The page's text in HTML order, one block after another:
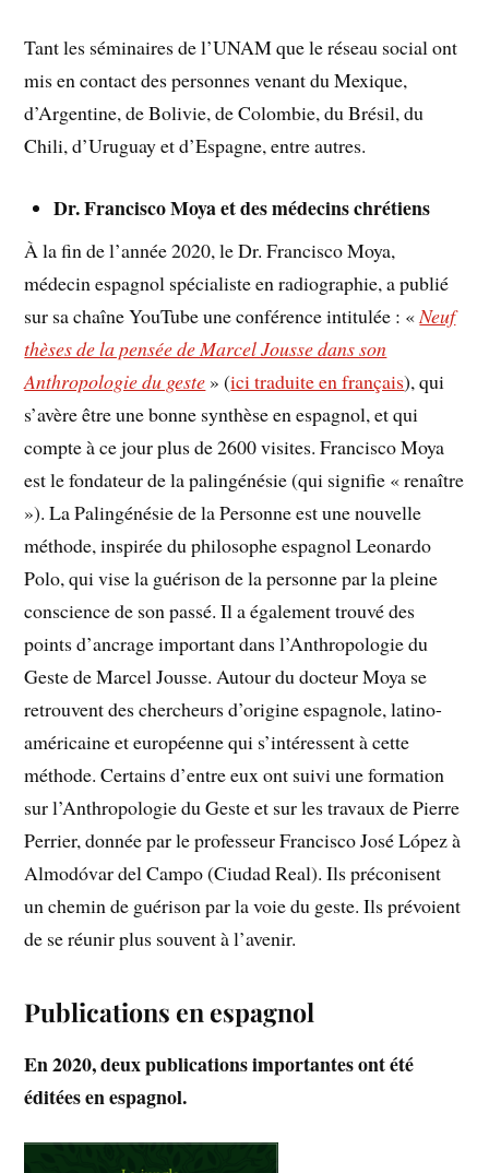
Tant les séminaires de l’UNAM que le réseau social ont
mis en contact des personnes venant du Mexique,
d’Argentine, de Bolivie, de Colombie, du Brésil, du
Chili, d’Uruguay et d’Espagne, entre autres.
Dr. Francisco Moya et des médecins chrétiens
À la fin de l’année 2020, le Dr. Francisco Moya,
médecin espagnol spécialiste en radiographie, a publié
sur sa chaîne YouTube une conférence intitulée : «Neuf
thèses de la pensée de Marcel Jousse dans son
Anthropologie du geste » (ici traduite en français), qui
s’avère être une bonne synthèse en espagnol, et qui
compte à ce jour plus de 2600 visites. Francisco Moya
est le fondateur de la palingénésie (qui signifie « renaître
»). La Palingénésie de la Personne est une nouvelle
méthode, inspirée du philosophe espagnol Leonardo
Polo, qui vise la guérison de la personne par la pleine
conscience de son passé. Il a également trouvé des
points d’ancrage important dans l’Anthropologie du
Geste de Marcel Jousse. Autour du docteur Moya se
retrouvent des chercheurs d’origine espagnole, latino-
américaine et européenne qui s’intéressent à cette
méthode. Certains d’entre eux ont suivi une formation
sur l’Anthropologie du Geste et sur les travaux de Pierre
Perrier, donnée par le professeur Francisco José López à
Almodóvar del Campo (Ciudad Real). Ils préconisent
un chemin de guérison par la voie du geste. Ils prévoient
de se réunir plus souvent à l’avenir.
Publications en espagnol
En 2020, deux publications importantes ont été
éditées en espagnol.